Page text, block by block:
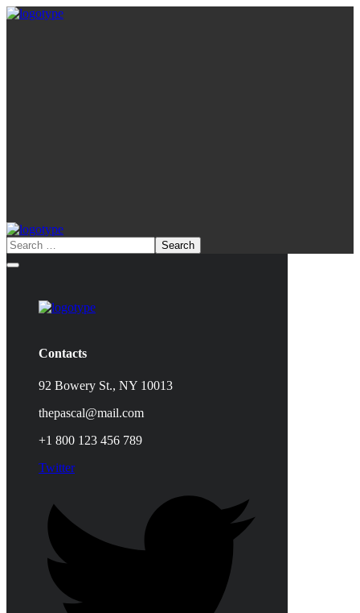
Contacts
92 Bowery St., NY 10013
thepascal@mail.com
+1 800 123 456 789
Twitter